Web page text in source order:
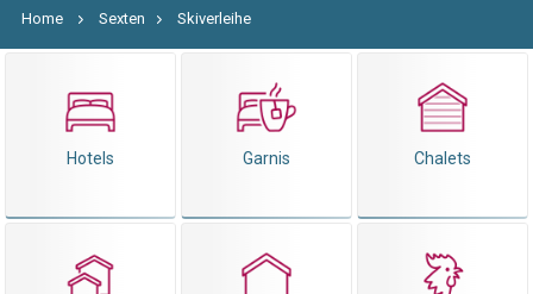
Home Sexten Skiverleihe
Hotels Garnis Chalets